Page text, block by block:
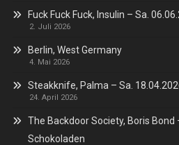
Fuck Fuck Fuck, Insulin – Sa.
2. Juli 2026
Berlin, West Germany
4. Mai 2026
Steakknife, Palma – Sa.
24. April 2026
The Backdoor Society, Boris Bond
Schokoladen